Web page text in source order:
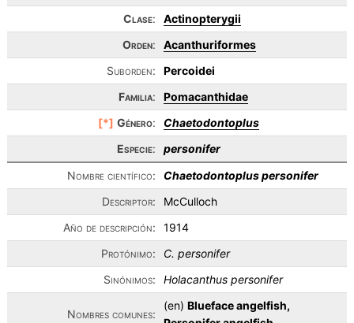
Clase:
Actinopterygii
Orden:
Acanthuriformes
Suborden:
Percoidei
Familia:
Pomacanthidae
[*] Género:
Chaetodontoplus
Especie:
personifer
Nombre científico:
Chaetodontoplus personifer
Descriptor:
McCulloch
Año de descripción:
1914
Protónimo:
C. personifer
Sinónimos:
Holacanthus personifer
Nombres comunes:
(en) Blueface angelfish,